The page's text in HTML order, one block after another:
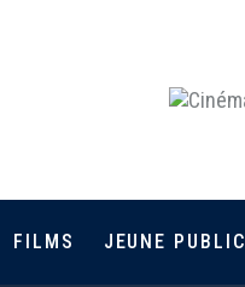
FILMS JEUNE PUBLIC